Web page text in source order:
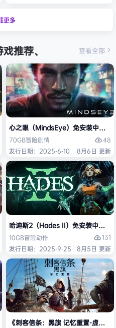
更多
推荐、 查看全部
Hunter Wilds HYPERVISOR）免安
心之眼（MindsEye）免安装中文版
70GB冒险剧情
48
发行日期：2025-6-10
8月6日 更新
中文版
哈迪斯2（Hades II）免安装中文版
10GB冒险动作
131
发行日期：2025-9-25
8月5日 更新
WARS Y）免安装中文版
《刺客信条：黑旗 记忆重置-虚拟